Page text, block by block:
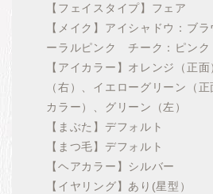
【フェイスタイプ】フェア
【メイク】アイシャドウ：ブ
ーラルピンク チーク：ピンク
【アイカラー】オレンジ（正
（右）、イエローグリーン（
カラー）、グリーン（左）
【まぶた】デフォルト
【まつ毛】デフォルト
【ヘアカラー】シルバー
【イヤリング】あり(星型）